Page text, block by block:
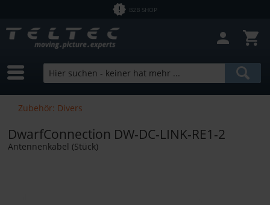
B2B SHOP
Zubehör: Divers
DwarfConnection DW-DC-LINK-RE1-2
Antennenkabel (Stück)
Sofort lieferbar
Hersteller
von0,01 € bis26800,00 €